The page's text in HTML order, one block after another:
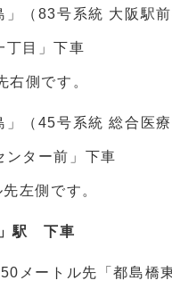
」（83号系統 大阪駅
丁目」下車
右側です。
」（45号系統 総合医
ンター前」下車
左側です。
駅 下車
メートル先「都島橋